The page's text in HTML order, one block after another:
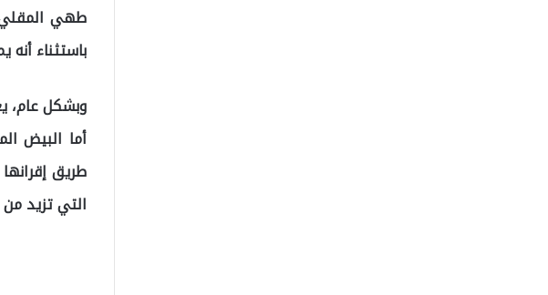
طهي المقلي.
باستثناء
وبشكل عام،
أما البيض
طريق
التي تزيد